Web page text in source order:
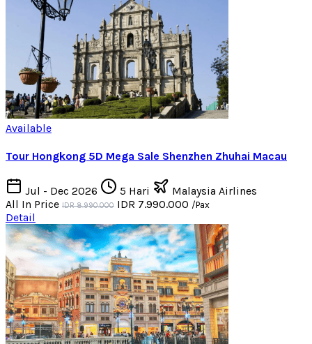
Available
Tour Hongkong 5D Mega Sale Shenzhen Zhuhai Macau
Jul - Dec 2026 5 Hari
Malaysia Airlines
All In Price IDR 8.990.000 IDR 7.990.000 /Pax
Detail